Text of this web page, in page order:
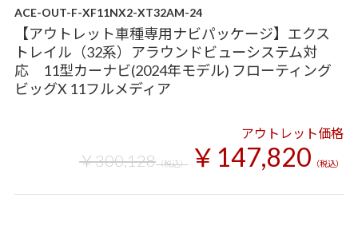
ACE-OUT-F-XF11NX2-XT32AM-24
【アウトレット車種専用ナビパッケージ】エクス
トレイル（32系）アラウンドビューシステム対
応 11型カーナビ(2024年モデル) フローティング
ビッグX 11フルメディア
アウトレット価格
￥300,128（税込） ￥147,820 （税込）